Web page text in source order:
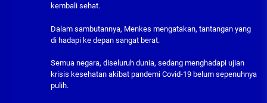
kembali sehat.
Dalam sambutannya, Menkes mengatakan, tantangan yang
di hadapi ke depan sangat berat.
Semua negara, diseluruh dunia, sedang menghadapi ujian
krisis kesehatan akibat pandemi Covid-19 belum sepenuhnya
pulih.